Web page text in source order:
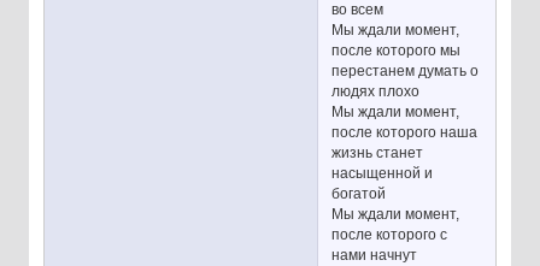
во всем
Мы ждали момент,
после которого мы
перестанем думать о
людях плохо
Мы ждали момент,
после которого наша
жизнь станет
насыщенной и
богатой
Мы ждали момент,
после которого с
нами начнут